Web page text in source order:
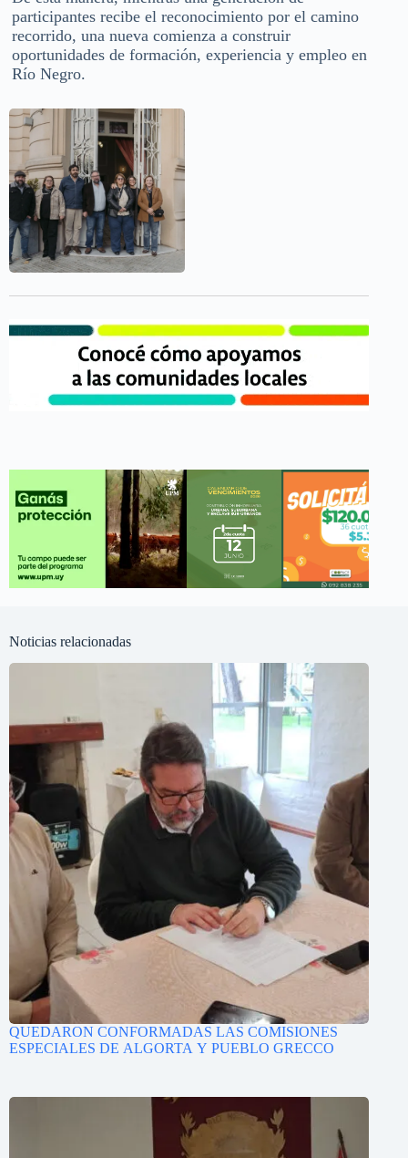
participantes recibe el reconocimiento por el camino
recorrido, una nueva comienza a construir
oportunidades de formación, experiencia y empleo en
Río Negro.
Noticias relacionadas
QUEDARON CONFORMADAS LAS COMISIONES
ESPECIALES DE ALGORTA Y PUEBLO GRECCO